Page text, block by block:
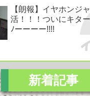
【朗報】イヤホンジ
活！！！ついにキタ
ﾉーーーー!!!!